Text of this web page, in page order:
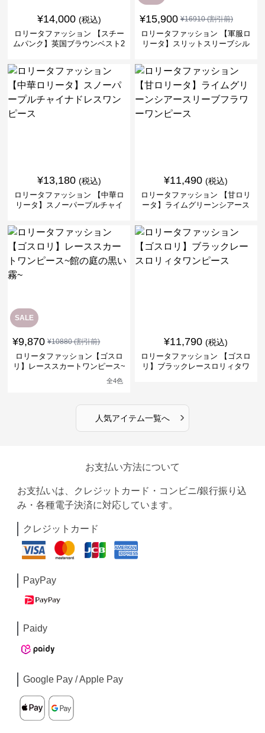
¥14,000 (税込)
ロリータファッション 【スチー
ムパンク】英国ブラウンベスト2
¥15,900 ¥16910(割引前)
ロリータファッション 【軍服ロ
リータ】スリットスリーブシル
¥13,180 (税込)
ロリータファッション 【中華ロ
リータ】スノーパープルチャイ
¥11,490 (税込)
ロリータファッション 【甘ロリ
ータ】ライムグリーンシアース
SALE
¥9,870 ¥10880(割引前)
ロリータファッション【ゴスロ
リ】レーススカートワンピース~
全4色
¥11,790 (税込)
ロリータファッション 【ゴスロ
リ】ブラックレースロリィタワ
人気アイテム一覧へ ›
お支払い方法について
お支払いは、クレジットカード・コンビニ/銀行振り込
み・各種電子決済に対応しています。
クレジットカード
PayPay
Paidy
Google Pay / Apple Pay